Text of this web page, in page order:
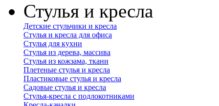
Стулья и кресла
Детские стульчики и кресла
Стулья и кресла для офиса
Стулья для кухни
Стулья из дерева, массива
Стулья из кожзама, ткани
Плетеные стулья и кресла
Пластиковые стулья и кресла
Садовые стулья и кресла
Стулья-кресла с подлокотниками